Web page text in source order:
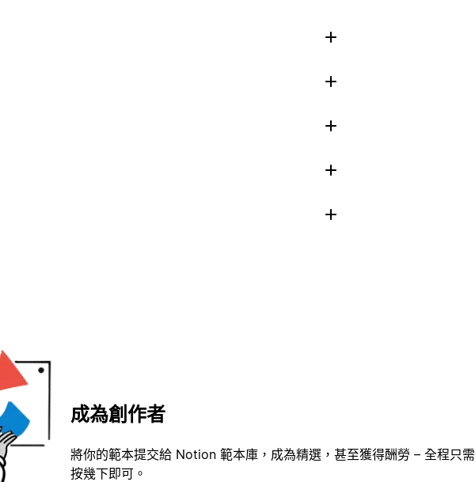
成為創作者
將你的範本提交給 Notion 範本庫，成為精選，甚至獲得酬勞 – 全程只需
按幾下即可。